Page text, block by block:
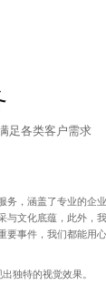
足各类客户需求
务，涵盖了专业的企
与文化底蕴，此外，
事件，我们都能用
独特的视觉效果。